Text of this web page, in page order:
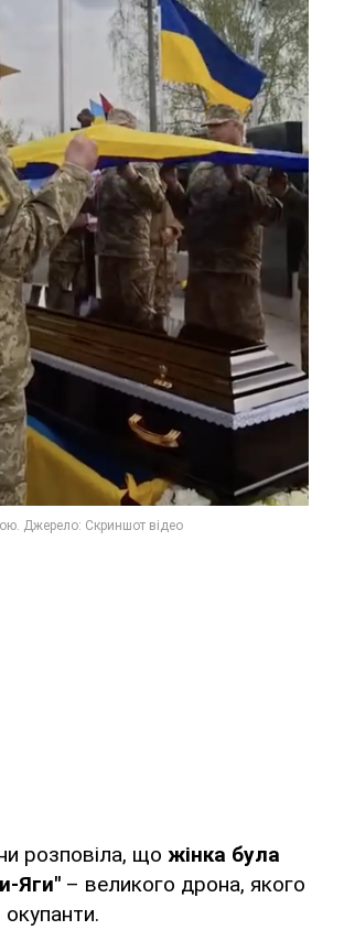
розповіла, що жінка була
Яги" – великого дрона, якого